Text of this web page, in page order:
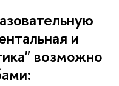
и
возможно